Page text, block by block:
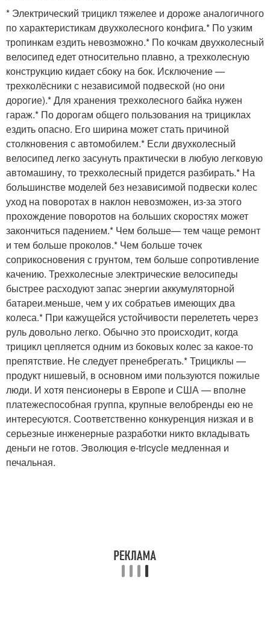
* Электрический трицикл тяжелее и дороже аналогичного
по характеристикам двухколесного конфига.* По узким
тропинкам ездить невозможно.* По кочкам двухколесный
велосипед едет относительно плавно, а трехколесную
конструкцию кидает сбоку на бок. Исключение —
трехколёсники с независимой подвеской (но они
дорогие).* Для хранения трехколесного байка нужен
гараж.* По дорогам общего пользования на трициклах
ездить опасно. Его ширина может стать причиной
столкновения с автомобилем.* Если двухколесный
велосипед легко засунуть практически в любую легковую
автомашину, то трехколесный придется разбирать.* На
большинстве моделей без независимой подвески колес
уход на поворотах в наклон невозможен, из-за этого
прохождение поворотов на больших скоростях может
закончиться падением.* Чем больше— тем чаще ремонт
и тем больше проколов.* Чем больше точек
соприкосновения с грунтом, тем больше сопротивление
качению. Трехколесные электрические велосипеды
быстрее расходуют запас энергии аккумуляторной
батареи.меньше, чем у их собратьев имеющих два
колеса.* При кажущейся устойчивости перелететь через
руль довольно легко. Обычно это происходит, когда
трицикл цепляется одним из боковых колес за какое-то
препятствие. Не следует пренебрегать.* Трициклы —
продукт нишевый, в основном ими пользуются пожилые
люди. И хотя пенсионеры в Европе и США — вполне
платежеспособная группа, крупные велобренды ею не
интересуются. Соответственно конкуренция низкая и в
серьезные инженерные разработки никто вкладывать
деньги не готов. Эволюция e-tricycle медленная и
печальная.